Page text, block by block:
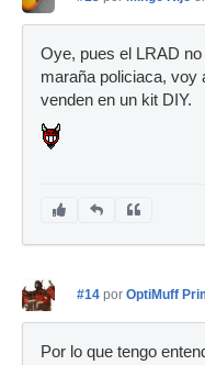
Oye, pues el LRAD
maraña policiaca, voy
venden en un kit DIY.
#14 por OptiMuff
Por lo que tengo